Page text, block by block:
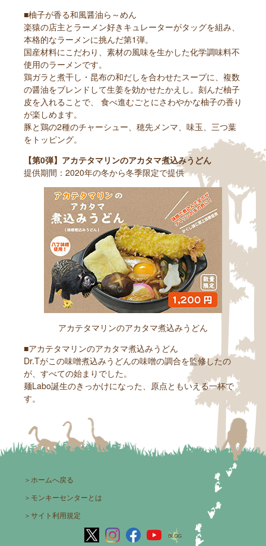
■柚子が香る和風醤油ら～めん
楽猿の店主とラーメン好きキュレーターがタッグを組み、
本格的なラーメンに挑んだ第1弾。
国産材料にこだわり、素材の風味を生かした化学調味料不
使用のラーメンです。
鶏ガラと煮干し・昆布の和だしを合わせたスープに、複数
の醤油をブレンドして生姜を効かせたかえし。刻んだ柚子
皮を入れることで、 食べ進むごとにさわやかな柚子の香り
が楽しめます。
豚と鶏の2種のチャーシュー、穂先メンマ、味玉、三つ葉
をトッピング。
【第0弾】アカテタマリンのアカタマ煮込みうどん
提供期間：2020年の冬から冬季限定で提供
アカテタマリンのアカタマ煮込みうどん
■アカテタマリンのアカタマ煮込みうどん
Dr.Tがこの味噌煮込みうどんの味噌の調合を監修したの
が、すべての始まりでした。
麺Labo誕生のきっかけになった、原点ともいえる一杯で
す。
＞ ホームへ戻る
＞ モンキーセンターとは
＞サイト利用規定